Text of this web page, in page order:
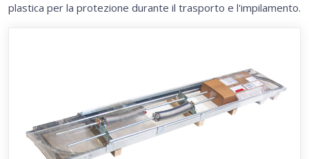
plastica per la protezione durante il trasporto e l'impilamento.